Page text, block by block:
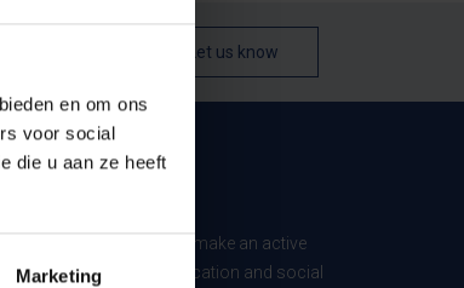
en om ons
voor social
die u aan ze heeft
Marketing
Let us know
VUB is committed to make an active
through research, education and social